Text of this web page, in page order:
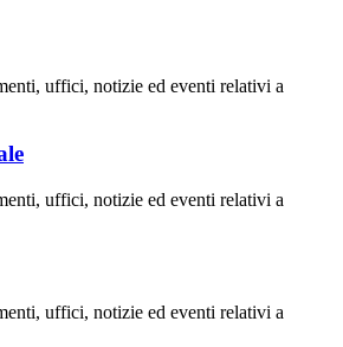
uffici, notizie ed eventi relativi a
uffici, notizie ed eventi relativi a
uffici, notizie ed eventi relativi a